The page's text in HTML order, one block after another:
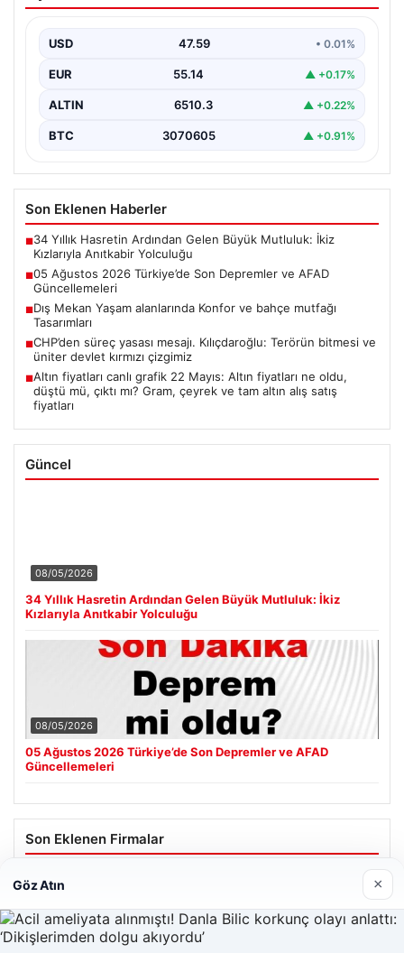
05 Ağustos 2026 tarihinde gerçekleşen depremlerle
ilgili son…
USD 47.59 • 0.01%
EUR 55.14 ▲ +0.17%
ALTIN 6510.3 ▲ +0.22%
BTC 3070605 ▲ +0.91%
Son Eklenen Haberler
■34 Yıllık Hasretin Ardından Gelen Büyük Mutluluk: İkiz
Kızlarıyla Anıtkabir Yolculuğu
■05 Ağustos 2026 Türkiye’de Son Depremler ve AFAD
Güncellemeleri
■Dış Mekan Yaşam alanlarında Konfor ve bahçe mutfağı
Tasarımları
■CHP’den süreç yasası mesajı. Kılıçdaroğlu: Terörün bitmesi ve
üniter devlet kırmızı çizgimiz
■Altın fiyatları canlı grafik 22 Mayıs: Altın fiyatları ne oldu,
düştü mü, çıktı mı? Gram, çeyrek ve tam altın alış satış
fiyatları
Güncel
08/05/2026
34 Yıllık Hasretin Ardından Gelen Büyük Mutluluk: İkiz
Kızlarıyla Anıtkabir Yolculuğu
08/05/2026
05 Ağustos 2026 Türkiye’de Son Depremler ve AFAD
Güncellemeleri
Son Eklenen Firmalar
Cengiz Sigorta
Göz Atın ×